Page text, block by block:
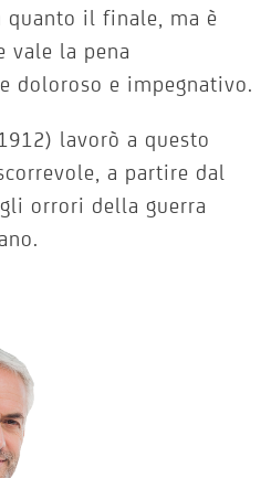
quanto il finale, ma è
vale la pena
doloroso e impegnativo.
lavorò a questo
a partire dal
orrori della guerra